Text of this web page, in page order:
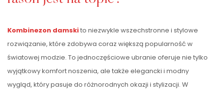
Kombinezon damskito niezwykle wszechstronne i stylowe
rozwiązanie, które zdobywa coraz większą popularność w
światowej modzie. To jednoczęściowe ubranie oferuje nie tylko
wyjątkowy komfort noszenia, ale także elegancki i modny
wygląd, który pasuje do różnorodnych okazji i stylizacji. W